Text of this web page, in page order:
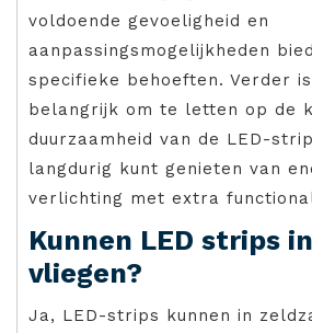
voldoende gevoeligheid en
aanpassingsmogelijkheden
specifieke behoeften. Verder
belangrijk om te letten op de
duurzaamheid van de LED-
langdurig kunt genieten van
verlichting met extra
Kunnen LED strips
vliegen?
Ja, LED-strips kunnen in